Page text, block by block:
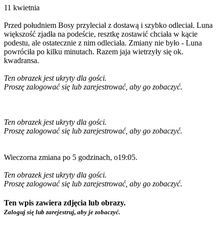
11 kwietnia
Przed południem Bosy przyleciał z dostawą i szybko odleciał. Luna
większość zjadła na podeście, resztkę zostawić chciała w kącie
podestu, ale ostatecznie z nim odleciała. Zmiany nie było - Luna
powróciła po kilku minutach. Razem jaja wietrzyły się ok.
kwadransa.
Ten obrazek jest ukryty dla gości.
Proszę zalogować się lub zarejestrować, aby go zobaczyć.
Ten obrazek jest ukryty dla gości.
Proszę zalogować się lub zarejestrować, aby go zobaczyć.
Wieczorna zmiana po 5 godzinach, o19:05.
Ten obrazek jest ukryty dla gości.
Proszę zalogować się lub zarejestrować, aby go zobaczyć.
Ten wpis zawiera zdjęcia lub obrazy.
Zaloguj się lub zarejestruj, aby je zobaczyć.